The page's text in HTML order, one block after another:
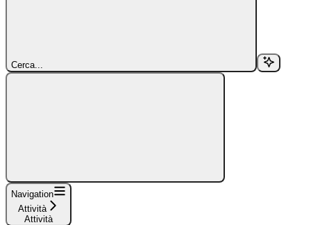
Cerca...
Navigation
Attività
Attività